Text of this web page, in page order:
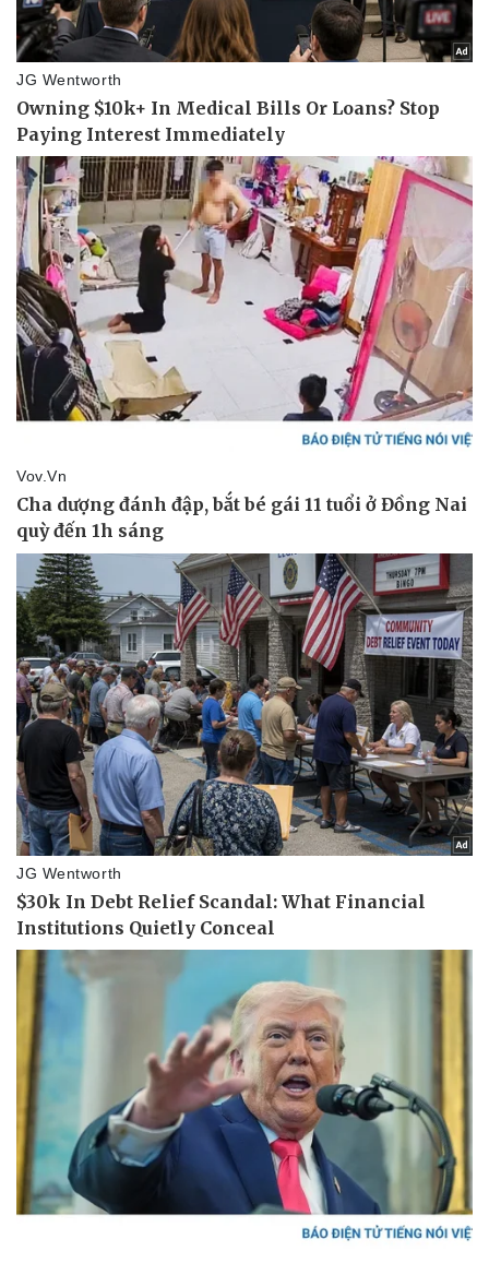
Pháp luật
Vụ án
Tin nóng
Tư vấn luật
Quân sự - Quốc phòng
Vũ khí
Việt Nam